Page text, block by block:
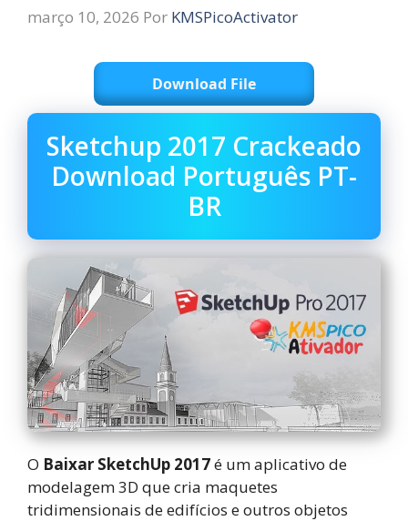
março 10, 2026 Por KMSPicoActivator
Download File
Sketchup 2017 Crackeado
Download Português PT-
BR
O Baixar SketchUp 2017é um aplicativo de
modelagem 3D que cria maquetes
tridimensionais de edifícios e outros objetos